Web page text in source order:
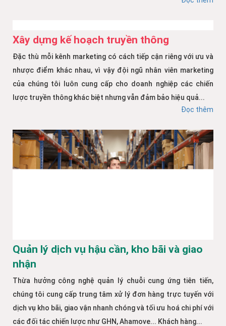
Xây dựng kế hoạch truyền thông
Đặc thù mỗi kênh marketing có cách tiếp cận riêng với ưu và
nhược điểm khác nhau, vì vậy đội ngũ nhân viên marketing
của chúng tôi luôn cung cấp cho doanh nghiệp các chiến
lược truyền thông khác biệt nhưng vẫn đảm bảo hiệu quả...
Đọc thêm
Quản lý dịch vụ hậu cần, kho bãi và giao
nhận
Thừa hưởng công nghệ quản lý chuỗi cung ứng tiên tiến,
chúng tôi cung cấp trung tâm xử lý đơn hàng trực tuyến với
dịch vụ kho bãi, giao vận nhanh chóng và tối ưu hoá chi phí với
các đối tác chiến lược như GHN, Ahamove... Khách hàng...